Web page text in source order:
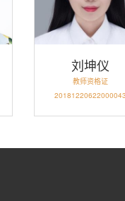
刘坤仪
教师资格证
20181220622000043